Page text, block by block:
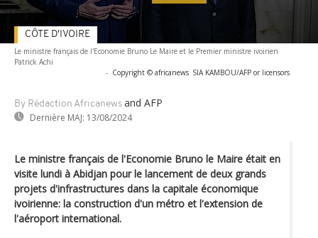
Le ministre français de l'Economie Bruno Le Maire et le Premier ministre ivoirien
Patrick Achi
- Copyright © africanews SIA KAMBOU/AFP or licensors
By Rédaction Africanews and AFP
Dernière MAJ: 13/08/2024
CÔTE D'IVOIRE
Le ministre français de l'Economie Bruno le Maire était en
visite lundi à Abidjan pour le lancement de deux grands
projets d'infrastructures dans la capitale économique
ivoirienne: la construction d'un métro et l'extension de
l'aéroport international.